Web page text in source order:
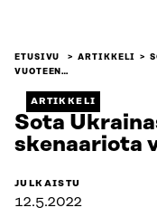
ETUSIVU ARTIKKELI
VUOTEEN…
ARTIKKELI
Sota
skenaariota
JULKAISTU
12.5.2022